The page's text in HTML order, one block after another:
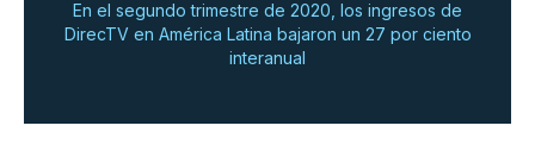
En el segundo trimestre de 2020, los ingresos de
DirecTV en América Latina bajaron un 27 por ciento
interanual